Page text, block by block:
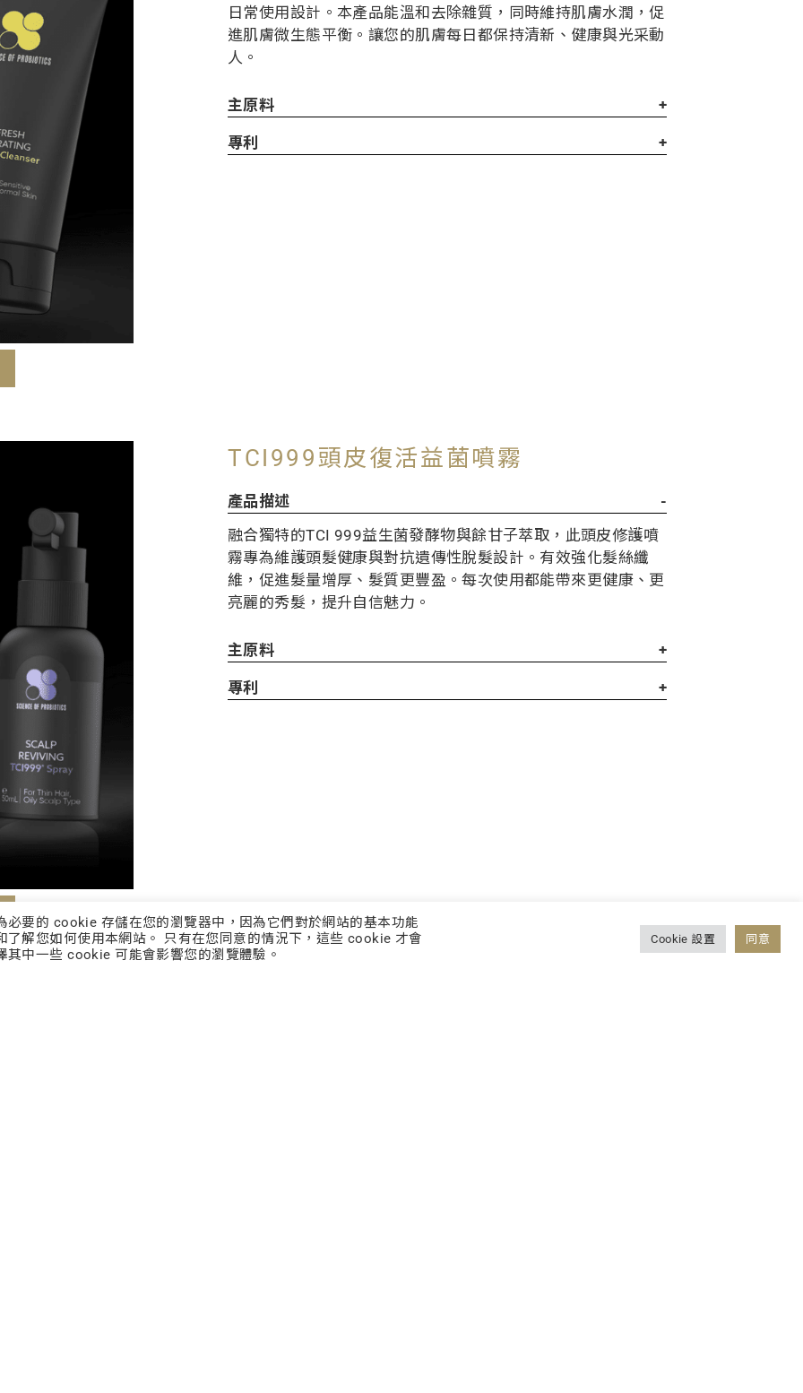
日常使用設計。本產品能溫和去除雜質，同時維持肌膚水潤，促
進肌膚微生態平衡。讓您的肌膚每日都保持清新、健康與光采動
人。
主原料
專利
TCI999頭皮復活益菌噴霧
產品描述
融合獨特的TCI 999益生菌發酵物與餘甘子萃取，此頭皮修護噴
霧專為維護頭髮健康與對抗遺傳性脫髮設計。有效強化髮絲纖
維，促進髮量增厚、髮質更豐盈。每次使用都能帶來更健康、更
亮麗的秀髮，提升自信魅力。
主原料
專利
要的 cookie 存儲在您的瀏覽器中，因為它們對於網站的基本功能
解您如何使用本網站。 只有在您同意的情況下，這些 cookie 才會
中一些 cookie 可能會影響您的瀏覽體驗。
Cookie 設置 同意